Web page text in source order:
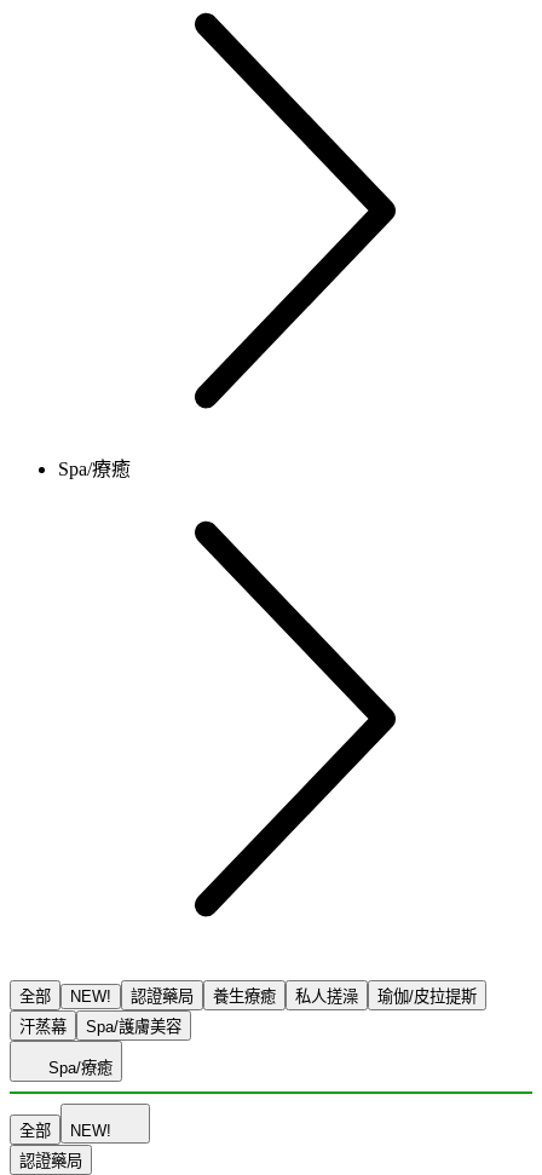
Spa/療癒
全部 NEW! 認證藥局 養生療癒 私人搓澡
瑜伽/皮拉提斯
汗蒸幕
Spa/護膚美容
Spa/療癒
全部
NEW!
認證藥局